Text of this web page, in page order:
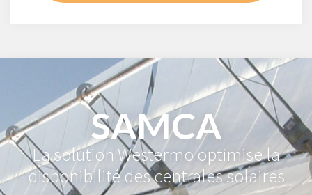
SAMCA
La solution Westermo optimise la
disponibilité des centrales solaires